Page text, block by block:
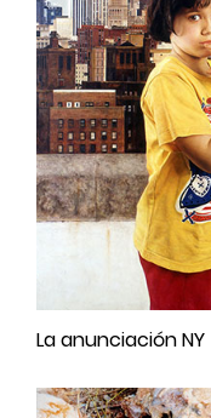
La anunciación NY